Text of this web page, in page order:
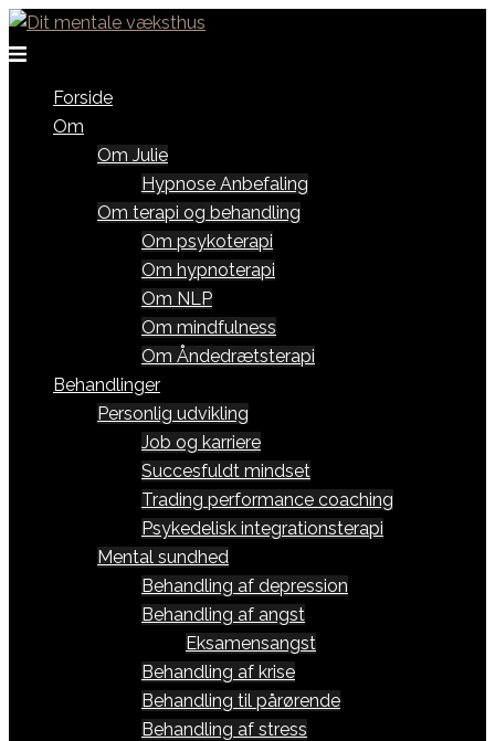
Skip
to
Toggle
Forside
Om
Om Julie
Hypnose Anbefaling
Om terapi og behandling
Om psykoterapi
Om hypnoterapi
Om NLP
Om mindfulness
Om Åndedrætsterapi
Behandlinger
Personlig udvikling
Job og karriere
Succesfuldt mindset
Trading performance coaching
Psykedelisk integrationsterapi
Mental sundhed
Behandling af depression
Behandling af angst
Eksamensangst
Behandling af krise
Behandling til pårørende
Behandling af stress